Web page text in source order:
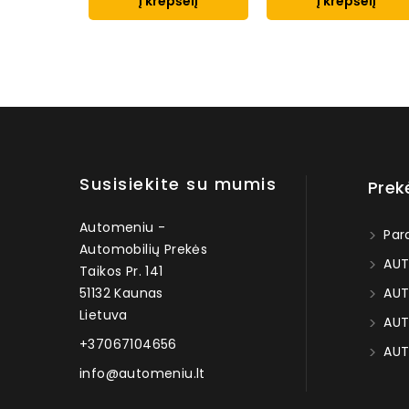
Susisiekite su mumis
Automeniu -
Automobilių Prekės
Taikos Pr. 141
51132 Kaunas
Lietuva
+37067104656
info@automeniu.lt